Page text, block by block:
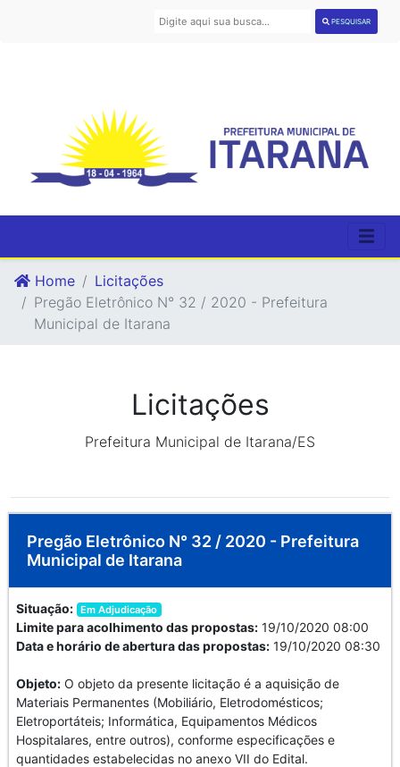
PESQUISAR
Home
Licitações
Pregão Eletrônico N° 32 / 2020 - Prefeitura
Municipal de Itarana
Licitações
Prefeitura Municipal de Itarana/ES
Pregão Eletrônico N° 32 / 2020 - Prefeitura
Municipal de Itarana
Situação: Em Adjudicação
Limite para acolhimento das propostas: 19/10/2020 08:00
Data e horário de abertura das propostas: 19/10/2020 08:30
Objeto: O objeto da presente licitação é a aquisição de
Materiais Permanentes (Mobiliário, Eletrodomésticos;
Eletroportáteis; Informática, Equipamentos Médicos
Hospitalares, entre outros), conforme especificações e
quantidades estabelecidas no anexo VII do Edital.